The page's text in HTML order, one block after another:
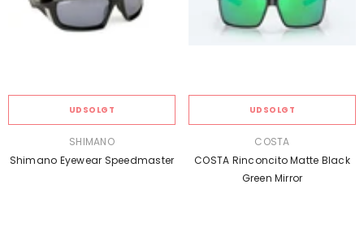
UDSOLGT
SHIMANO
Shimano Eyewear Speedmaster
UDSOLGT
COSTA
COSTA Rinconcito Matte Black
Green Mirror